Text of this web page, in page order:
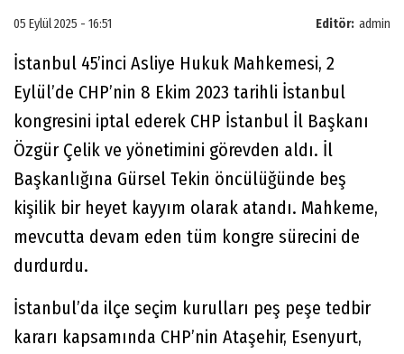
Editör: admin
05 Eylül 2025 - 16:51
İstanbul 45’inci Asliye Hukuk Mahkemesi, 2
Eylül’de CHP’nin 8 Ekim 2023 tarihli İstanbul
kongresini iptal ederek CHP İstanbul İl Başkanı
Özgür Çelik ve yönetimini görevden aldı. İl
Başkanlığına Gürsel Tekin öncülüğünde beş
kişilik bir heyet kayyım olarak atandı. Mahkeme,
mevcutta devam eden tüm kongre sürecini de
durdurdu.
İstanbul’da ilçe seçim kurulları peş peşe tedbir
kararı kapsamında CHP’nin Ataşehir, Esenyurt,